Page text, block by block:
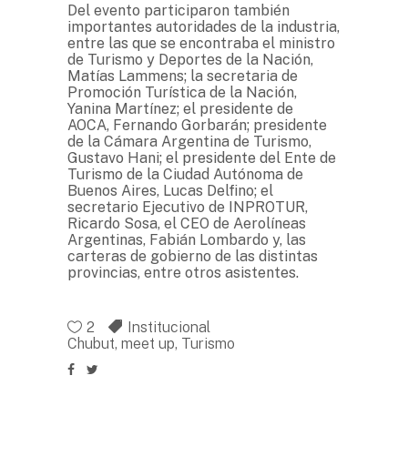
Del evento participaron también
importantes autoridades de la industria,
entre las que se encontraba el ministro
de Turismo y Deportes de la Nación,
Matías Lammens; la secretaria de
Promoción Turística de la Nación,
Yanina Martínez; el presidente de
AOCA, Fernando Gorbarán; presidente
de la Cámara Argentina de Turismo,
Gustavo Hani; el presidente del Ente de
Turismo de la Ciudad Autónoma de
Buenos Aires, Lucas Delfino; el
secretario Ejecutivo de INPROTUR,
Ricardo Sosa, el CEO de Aerolíneas
Argentinas, Fabián Lombardo y, las
carteras de gobierno de las distintas
provincias, entre otros asistentes.
2
Institucional
Chubut, meet up, Turismo